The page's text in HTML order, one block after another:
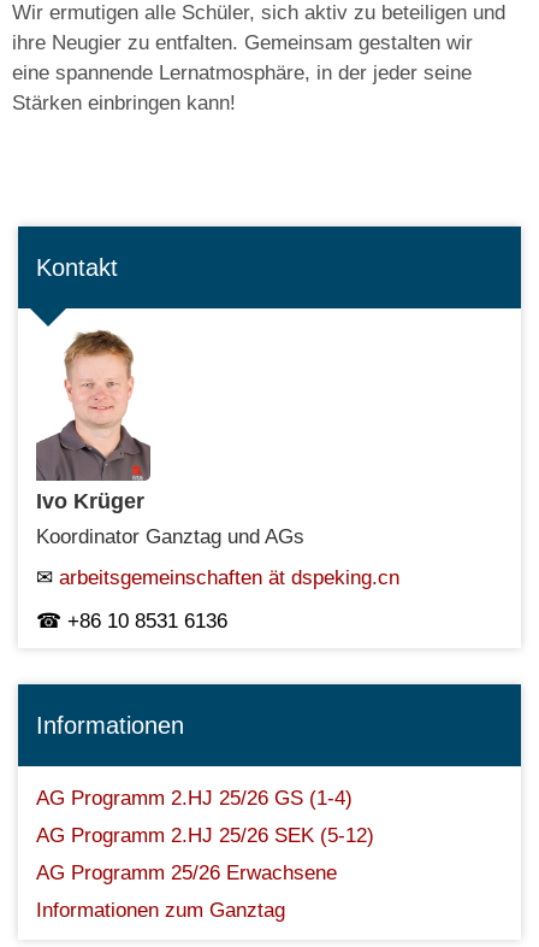
Wir ermutigen alle Schüler, sich aktiv zu beteiligen und
ihre Neugier zu entfalten. Gemeinsam gestalten wir
eine spannende Lernatmosphäre, in der jeder seine
Stärken einbringen kann!
Kontakt
Ivo Krüger
Koordinator Ganztag und AGs
arbeitsgemeinschaften ät dspeking.cn
+86 10 8531 6136
Informationen
AG Programm 2.HJ 25/26 GS (1-4)
AG Programm 2.HJ 25/26 SEK (5-12)
AG Programm 25/26 Erwachsene
Informationen zum Ganztag